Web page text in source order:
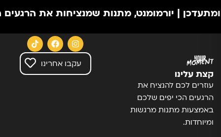
| יורמומנט, מתנות שמנציחות את הרגעים
קצת עלינו
עוזרים לכם להנציח את
הרגעים הכי יפים שלכם
באמצעות מתנות מרגשות
ומיוחדות.
עקבו אחרינו